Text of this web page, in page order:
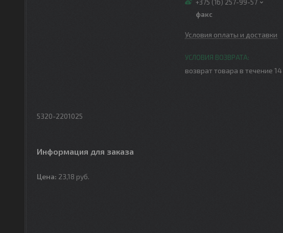
+375 (16) 257-99-57
факс
Условия оплаты и доставки
возврат товара в течение
5320-2201025
Информация для заказа
Цена: 23,18 руб.